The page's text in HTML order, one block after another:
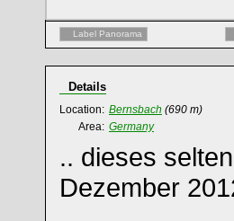
Label Panorama
Details
Location: Bernsbach (690 m)
Area: Germany
.. dieses
Dezember